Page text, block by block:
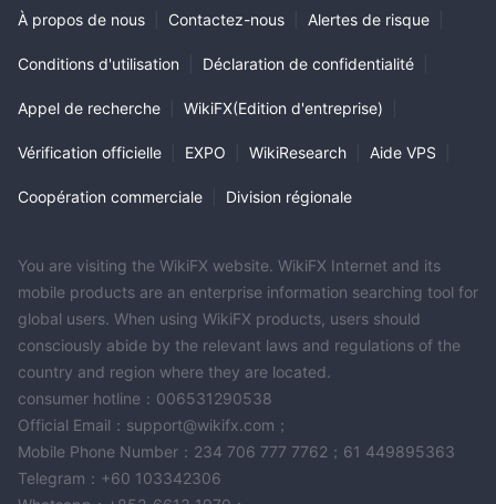
À propos de nous Contactez-nous Alertes de risque
Conditions d'utilisation Déclaration de confidentialité
Appel de recherche WikiFX(Edition d'entreprise)
Vérification officielle EXPO WikiResearch Aide VPS
Coopération commerciale Division régionale
You are visiting the WikiFX website. WikiFX Internet and its
mobile products are an enterprise information searching tool for
global users. When using WikiFX products, users should
consciously abide by the relevant laws and regulations of the
country and region where they are located.
consumer hotline：006531290538
Official Email：support@wikifx.com；
Mobile Phone Number：234 706 777 7762；61 449895363
Telegram：+60 103342306